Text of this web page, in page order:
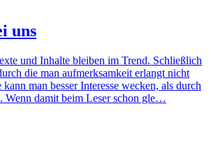
uns
und Inhalte bleiben im Trend. Schließlich
die man aufmerksamkeit erlangt nicht
man besser Interesse wecken, als durch
Wenn damit beim Leser schon gle…